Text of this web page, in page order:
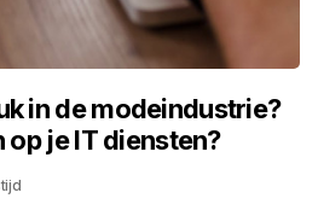
in de modeindustrie?
op je IT diensten?